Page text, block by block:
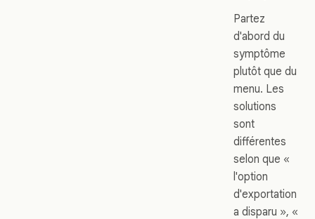
Partez
d'abord du
symptôme
plutôt que du
menu. Les
solutions
sont
différentes
selon que «
l'option
d'exportation
a disparu », «